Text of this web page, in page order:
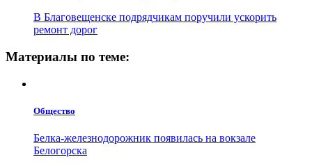
В Благовещенске подрядчикам поручили ускорить
ремонт дорог
Материалы по теме:
Общество
Белка-железнодорожник появилась на вокзале
Белогорска